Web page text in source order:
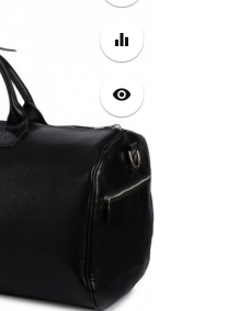
equalizer
visibility